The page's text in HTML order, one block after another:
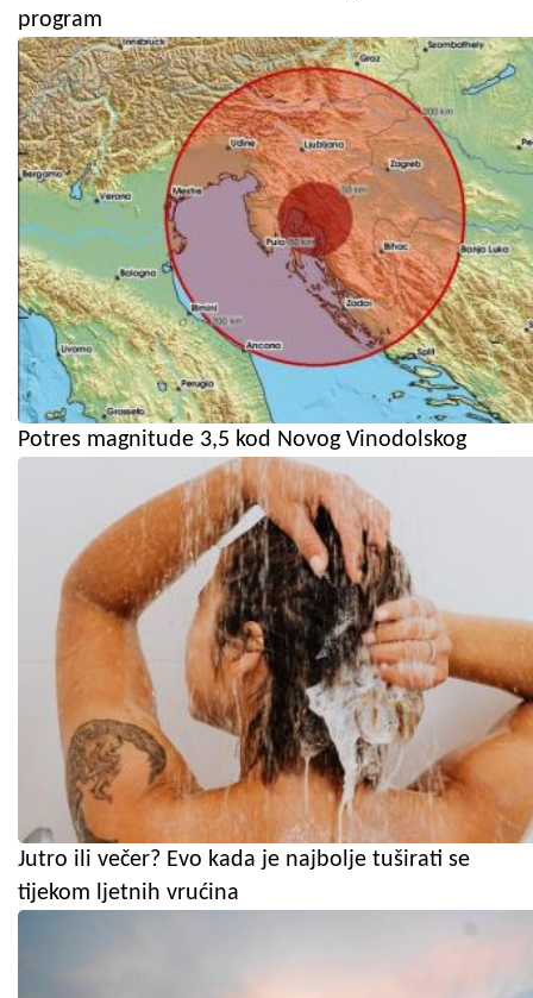
program
Potres magnitude 3,5 kod Novog Vinodolskog
Jutro ili večer? Evo kada je najbolje tuširati se
tijekom ljetnih vrućina